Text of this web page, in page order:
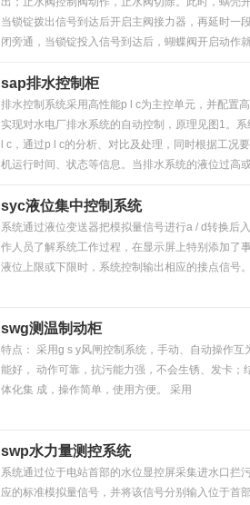
当锁锭拨出信号到达后开启主阀接力器，再延时一
闭旁通，当锁锭投入信号到达后，蝴蝶阀开启动作
sap排水控制柜
排水控制系统采用高性能p l c为主控单元，并配置
实现对水电厂排水系统的自动控制，原理见图1。
l c，通过p l c的分析、对比及处理，同时根据工况
机运行时间、状态等信息。当排水系统的液位过高
syc液位集中控制系统
系统通过液位变送器把模拟量信号进行a / d转换后
作人员了解系统工作过程，在显示屏上特别添加了
液位上限或下限时，系统控制输出相应的接点信号。
swg测温制动柜
特点： 采用g s y风闸控制系统，手动、自动操作
能好， 动作可靠，抗污能力强，不会生锈、发卡
体化集 成，操作简单，使用方便。 采用
swp水力量测控系统
系统通过位于电站首部的水位显控屏采集进水口拦
应的标准模拟量信号，并将该信号分别输入位于首